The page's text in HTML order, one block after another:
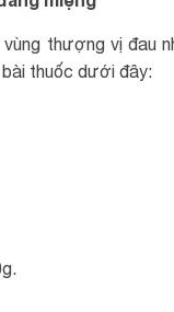
thượng vị đau
thuốc dưới đây: